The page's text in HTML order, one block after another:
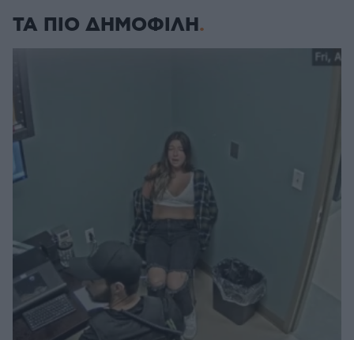
ΤΑ ΠΙΟ ΔΗΜΟΦΙΛΗ